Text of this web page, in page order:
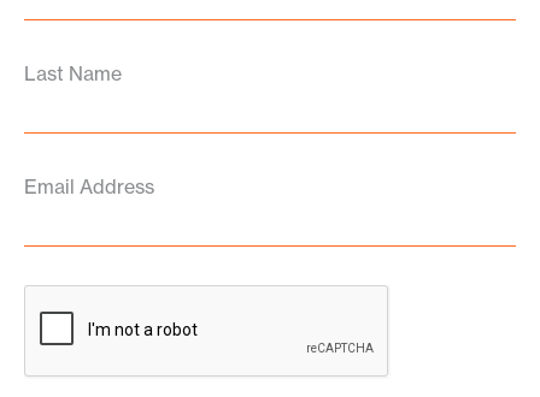
Last Name
Email Address